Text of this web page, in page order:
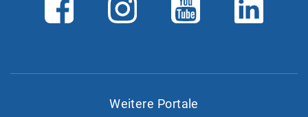
F
a
I
n
g
Y
o
b
L
i
Weitere Portale